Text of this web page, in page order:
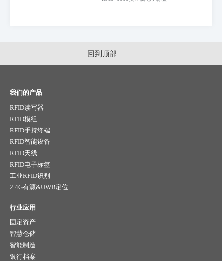
回到顶部
我们的产品
RFID读写器
RFID模组
RFID手持终端
RFID智能设备
RFID天线
RFID电子标签
工业RFID识别
2.4G有源&UWB定位
行业应用
固定资产
智慧仓储
智能制造
银行档案